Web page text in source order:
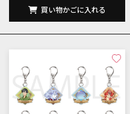
買い物かごに入れる